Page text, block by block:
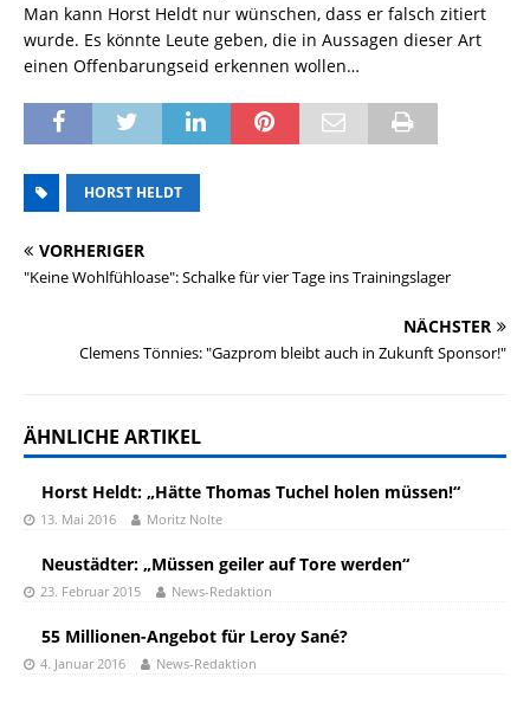
Man kann Horst Heldt nur wünschen, dass er falsch zitiert
wurde. Es könnte Leute geben, die in Aussagen dieser Art
einen Offenbarungseid erkennen wollen…
HORST HELDT
VORHERIGER
"Keine Wohlfühloase": Schalke für vier Tage ins Trainingslager
NÄCHSTER
Clemens Tönnies: "Gazprom bleibt auch in Zukunft Sponsor!"
ÄHNLICHE ARTIKEL
Horst Heldt: „Hätte Thomas Tuchel holen müssen!“
13. Mai 2016 Moritz Nolte
Neustädter: „Müssen geiler auf Tore werden“
23. Februar 2015 News-Redaktion
55 Millionen-Angebot für Leroy Sané?
4. Januar 2016 News-Redaktion